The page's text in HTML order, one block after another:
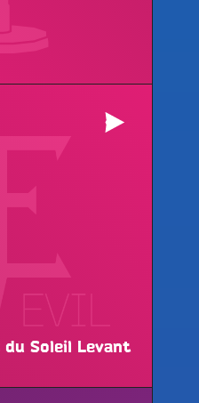
Soleil Levant